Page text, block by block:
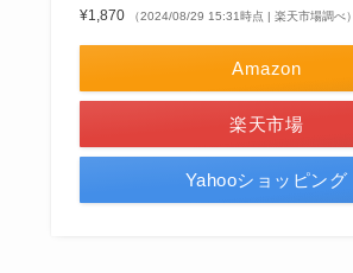
¥1,870
（2024/08/29 15:31時点 | 楽天市場調べ）
Amazon
楽天市場
Yahooショッピング